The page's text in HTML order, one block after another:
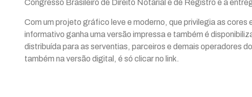
Congresso Brasileiro de Direito Notarial e de Registro e a
Com um projeto gráfico leve e moderno, que privilegia as cores
informativo ganha uma versão impressa e também é
distribuída para as serventias, parceiros e demais operadores
também na versão digital, é só clicar no link.